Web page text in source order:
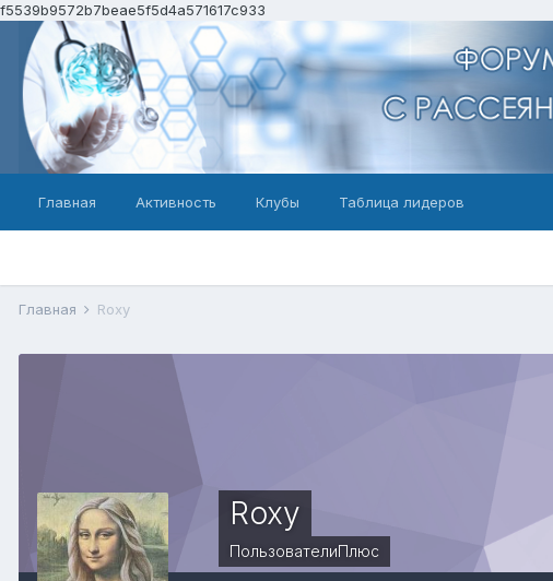
f5539b9572b7beae5f5d4a571617c933
Главная Активность Клубы Таблица лидеров
Главная Roxy
Roxy
ПользователиПлюс